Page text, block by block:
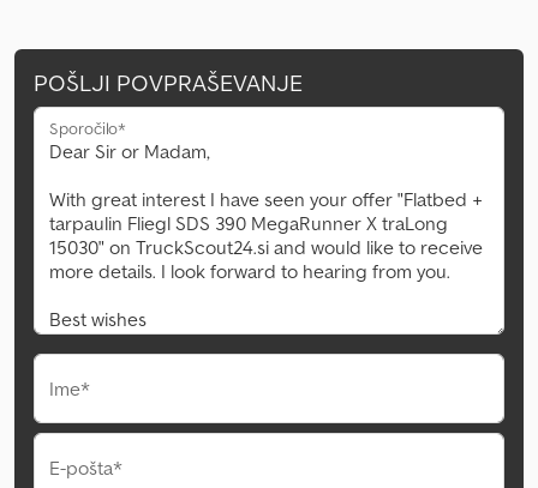
POŠLJI POVPRAŠEVANJE
Sporočilo*
Ime*
E-pošta*